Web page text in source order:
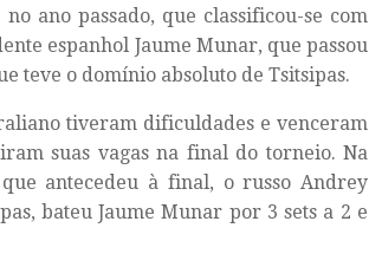
ano passado, que classificou-se com
espanhol Jaume Munar, que passou
teve o domínio absoluto de Tsitsipas.
tiveram dificuldades e venceram
suas vagas na final do torneio. Na
antecedeu à final, o russo Andrey
bateu Jaume Munar por 3 sets a 2 e